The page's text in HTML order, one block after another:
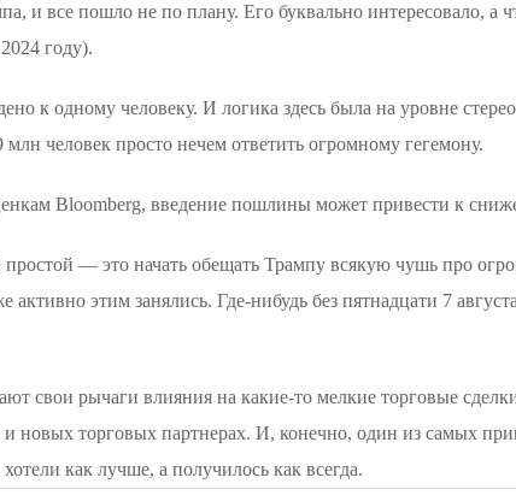
и все пошло не по плану. Его буквально интересовало, а
году).
к одному человеку. И логика здесь была на уровне
человек просто нечем ответить огромному гегемону.
Bloomberg, введение пошлины может привести к
— это начать обещать Трампу всякую чушь про
этим занялись. Где-нибудь без пятнадцати 7
свои рычаги влияния на какие-то мелкие торговые
новых торговых партнерах. И, конечно, один из самых
как лучше, а получилось как всегда.